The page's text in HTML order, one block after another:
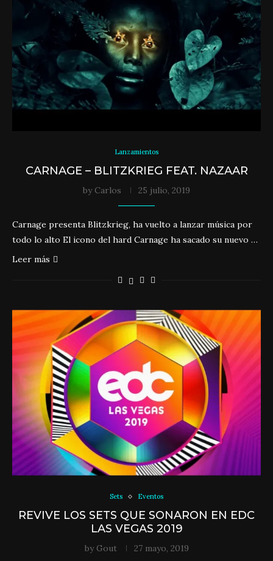
Lanzamientos
CARNAGE – BLITZKRIEG FEAT. NAZAAR
by Carlos 25 julio, 2019
Carnage presenta Blitzkrieg, ha vuelto a lanzar música por
todo lo alto El icono del hard Carnage ha sacado su nuevo …
Leer más
Sets Eventos
REVIVE LOS SETS QUE SONARON EN EDC
LAS VEGAS 2019
by Gout 27 mayo, 2019